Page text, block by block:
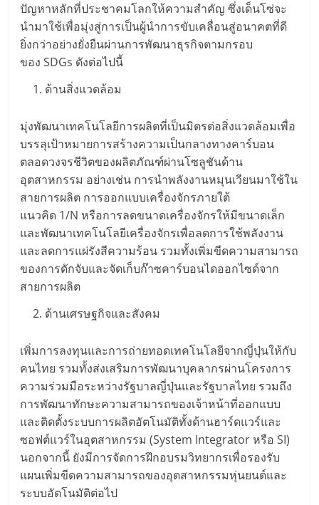
ปัญหาหลักที่ประชาคมโลกให้ความสำคัญ ซึ่งเด็นโซ่จะ
นำมาใช้เพื่อมุ่งสู่การเป็นผู้นำการขับเคลื่อนสู่อนาคตที่ดี
ยิ่งกว่าอย่างยั่งยืนผ่านการพัฒนาธุรกิจตามกรอบ
ของ SDGs ดังต่อไปนี้
ด้านสิ่งแวดล้อม
มุ่งพัฒนาเทคโนโลยีการผลิตที่เป็นมิตรต่อสิ่งแวดล้อมเพื่อ
บรรลุเป้าหมายการสร้างความเป็นกลางทางคาร์บอน
ตลอดวงจรชีวิตของผลิตภัณฑ์ผ่านโซลูชันด้าน
อุตสาหกรรม อย่างเช่น การนำพลังงานหมุนเวียนมาใช้ใน
สายการผลิต การออกแบบเครื่องจักรภายใต้
แนวคิด 1/N หรือการลดขนาดเครื่องจักรให้มีขนาดเล็ก
และพัฒนาเทคโนโลยีเครื่องจักรเพื่อลดการใช้พลังงาน
และลดการแผ่รังสีความร้อน รวมทั้งเพิ่มขีดความสามารถ
ของการดักจับและจัดเก็บก๊าซคาร์บอนไดออกไซด์จาก
สายการผลิต
ด้านเศรษฐกิจและสังคม
เพิ่มการลงทุนและการถ่ายทอดเทคโนโลยีจากญี่ปุ่นให้กับ
คนไทย รวมทั้งส่งเสริมการพัฒนาบุคลากรผ่านโครงการ
ความร่วมมือระหว่างรัฐบาลญี่ปุ่นและรัฐบาลไทย รวมถึง
การพัฒนาทักษะความสามารถของเจ้าหน้าที่ออกแบบ
และติดตั้งระบบการผลิตอัตโนมัติทั้งด้านฮาร์ดแวร์และ
ซอฟต์แวร์ในอุตสาหกรรม (System Integrator หรือ SI)
นอกจากนี้ ยังมีการจัดการฝึกอบรมวิทยากรเพื่อรองรับ
แผนเพิ่มขีดความสามารถของอุตสาหกรรมหุ่นยนต์และ
ระบบอัตโนมัติต่อไป